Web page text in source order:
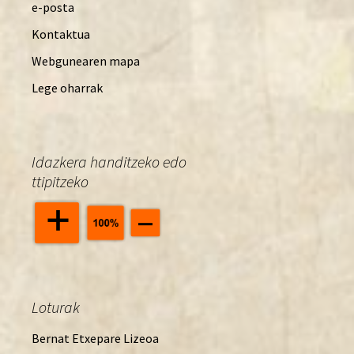
e-posta
Kontaktua
Webgunearen mapa
Lege oharrak
Idazkera handitzeko edo
ttipitzeko
Loturak
Bernat Etxepare Lizeoa